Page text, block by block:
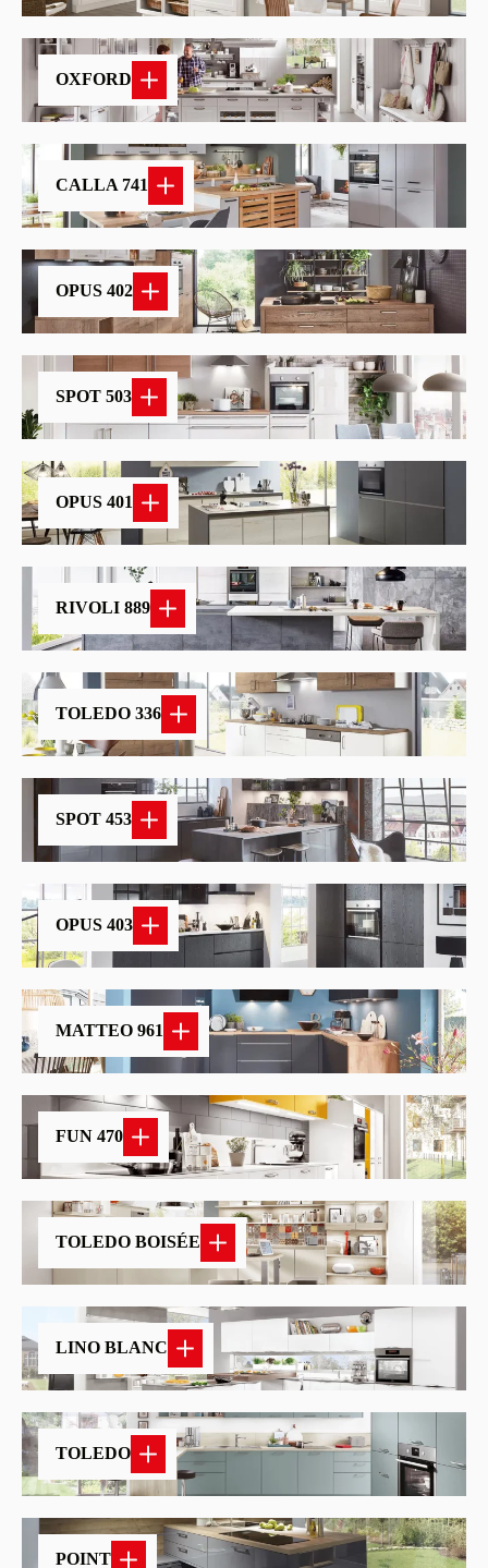
OXFORD
CALLA 741
OPUS 402
SPOT 503
OPUS 401
RIVOLI 889
TOLEDO 336
SPOT 453
OPUS 403
MATTEO 961
FUN 470
TOLEDO BOISÉE
LINO BLANC
TOLEDO
POINT